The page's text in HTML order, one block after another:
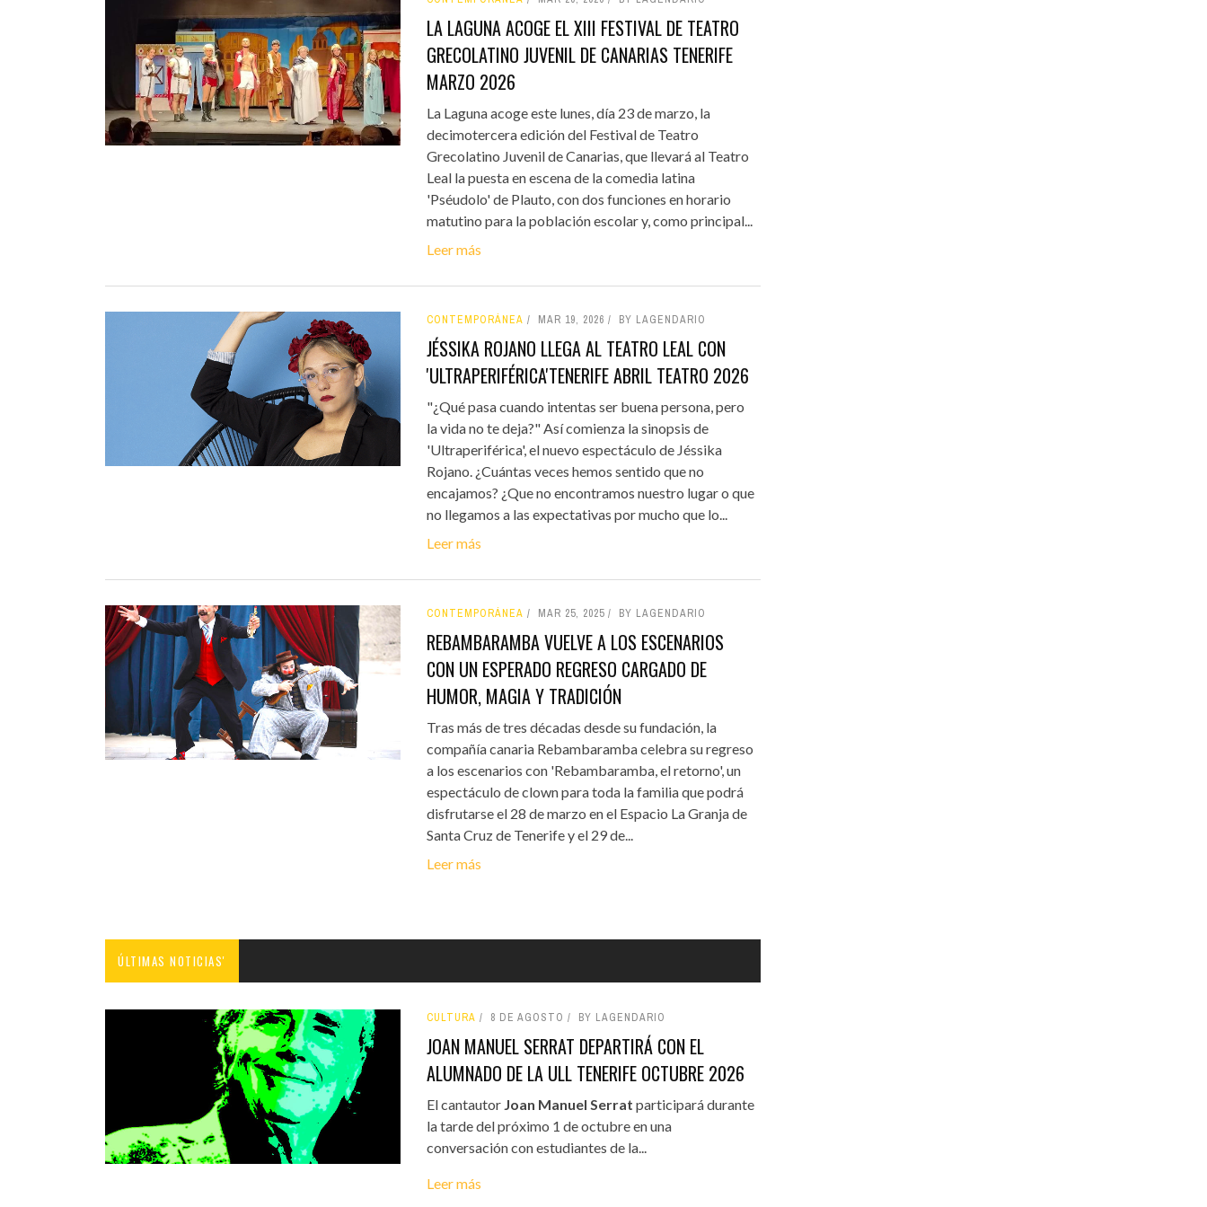
LA LAGUNA ACOGE EL XIII FESTIVAL DE TEATRO
GRECOLATINO JUVENIL DE CANARIAS TENERIFE
MARZO 2026
La Laguna acoge este lunes, día 23 de marzo, la
decimotercera edición del Festival de Teatro
Grecolatino Juvenil de Canarias, que llevará al Teatro
Leal la puesta en escena de la comedia latina
'Pséudolo' de Plauto, con dos funciones en horario
matutino para la población escolar y, como principal...
Leer más
CONTEMPORÁNEA MAR 19, 2026 BY LAGENDARIO
JÉSSIKA ROJANO LLEGA AL TEATRO LEAL CON
'ULTRAPERIFÉRICA'TENERIFE ABRIL TEATRO 2026
"¿Qué pasa cuando intentas ser buena persona, pero
la vida no te deja?" Así comienza la sinopsis de
'Ultraperiférica', el nuevo espectáculo de Jéssika
Rojano. ¿Cuántas veces hemos sentido que no
encajamos? ¿Que no encontramos nuestro lugar o que
no llegamos a las expectativas por mucho que lo...
Leer más
CONTEMPORÁNEA MAR 25, 2025 BY LAGENDARIO
REBAMBARAMBA VUELVE A LOS ESCENARIOS
CON UN ESPERADO REGRESO CARGADO DE
HUMOR, MAGIA Y TRADICIÓN
Tras más de tres décadas desde su fundación, la
compañía canaria Rebambaramba celebra su regreso
a los escenarios con 'Rebambaramba, el retorno', un
espectáculo de clown para toda la familia que podrá
disfrutarse el 28 de marzo en el Espacio La Granja de
Santa Cruz de Tenerife y el 29 de...
Leer más
ÚLTIMAS NOTICIAS'
CULTURA 8 DE AGOSTO BY LAGENDARIO
JOAN MANUEL SERRAT DEPARTIRÁ CON EL
ALUMNADO DE LA ULL TENERIFE OCTUBRE 2026
El cantautor Joan Manuel Serrat participará durante
la tarde del próximo 1 de octubre en una
conversación con estudiantes de la...
Leer más